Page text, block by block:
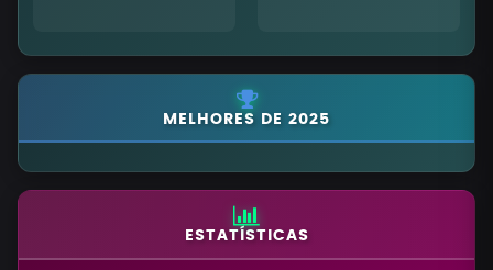
MELHORES DE 2025
ESTATÍSTICAS